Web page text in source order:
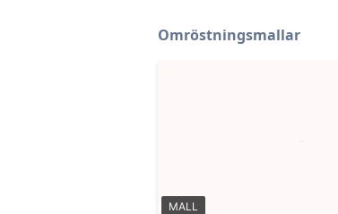
Omröstningsmallar
MALL